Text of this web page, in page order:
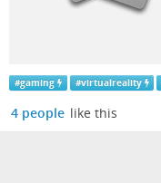
#gaming #virtualreality
4 people like this